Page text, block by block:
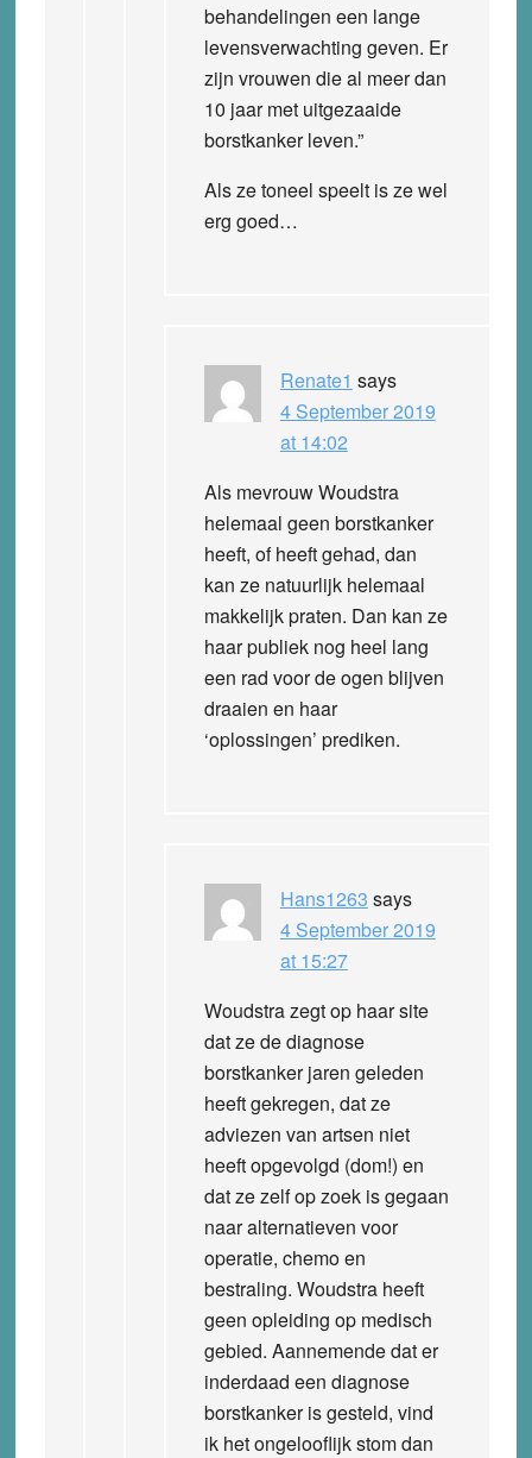
behandelingen een lange
levensverwachting geven. Er
zijn vrouwen die al meer dan
10 jaar met uitgezaaide
borstkanker leven.”
Als ze toneel speelt is ze wel
erg goed…
Renate1 says
4 September 2019
at 14:02
Als mevrouw Woudstra
helemaal geen borstkanker
heeft, of heeft gehad, dan
kan ze natuurlijk helemaal
makkelijk praten. Dan kan ze
haar publiek nog heel lang
een rad voor de ogen blijven
draaien en haar
‘oplossingen’ prediken.
Hans1263 says
4 September 2019
at 15:27
Woudstra zegt op haar site
dat ze de diagnose
borstkanker jaren geleden
heeft gekregen, dat ze
adviezen van artsen niet
heeft opgevolgd (dom!) en
dat ze zelf op zoek is gegaan
naar alternatieven voor
operatie, chemo en
bestraling. Woudstra heeft
geen opleiding op medisch
gebied. Aannemende dat er
inderdaad een diagnose
borstkanker is gesteld, vind
ik het ongelooflijk stom dan